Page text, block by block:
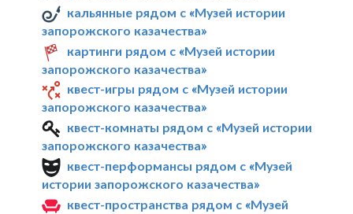
кальянные рядом с «Музей истории
запорожского казачества»
картинги рядом с «Музей истории
запорожского казачества»
квест-игры рядом с «Музей истории
запорожского казачества»
квест-комнаты рядом с «Музей истории
запорожского казачества»
квест-перформансы рядом с «Музей
истории запорожского казачества»
квест-пространства рядом с «Музей